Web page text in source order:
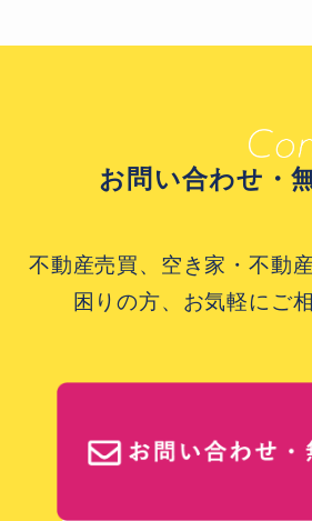
お問い合わせ・
不動産売買、空き家・不動
困りの方、お気軽にご